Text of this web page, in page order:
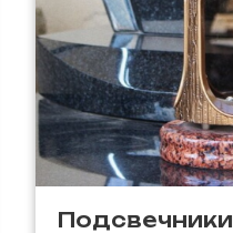
Подсвечники